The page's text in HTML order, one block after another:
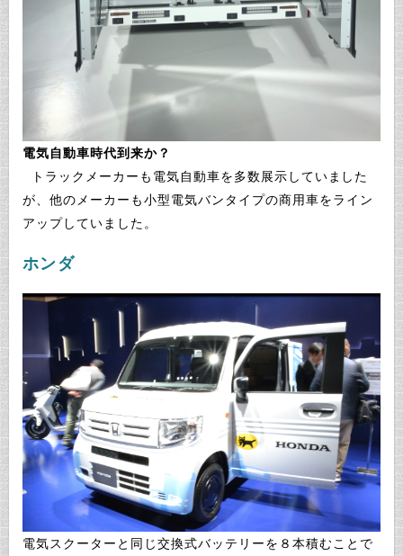
電気自動車時代到来か？
が、他のメーカーも小型電気バンタイプの商用車をライン
ホンダ
電気スクーターと同じ交換式バッテリーを８本積むことで